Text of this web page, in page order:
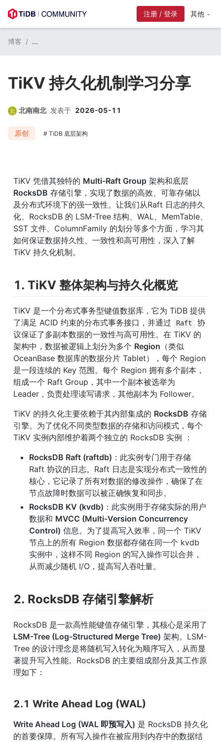
注册 / 登录 其他
博客 / ...
TiKV 持久化机制学习分享
北南南北发表于 2026-05-11
原创 TiDB 底层架构
TiKV 凭借其独特的 Multi-Raft Group
RocksDB 存储引擎，实现了数据的高效、可靠存储以
及分布式环境下的强一致性。让我们从Raft 日志的持久
化、RocksDB 的 LSM-Tree 结构、WAL、MemTable、
SST 文件、ColumnFamily 的划分等多个方面，学习其
如何保证数据持久性、一致性和高可用性，深入了解
TiKV 持久化机制。
1. TiKV 整体架构与持久化概览
TiKV 是一个分布式事务型键值数据库，它为 TiDB 提供
了满足 ACID 约束的分布式事务接口，并通过
Raft
协
议保证了多副本数据的一致性与高可用性。在 TiKV 的
架构中，数据被逻辑上划分为多个 Region （类似
OceanBase 数据库的数据分片 Tablet），每个 Region
是一段连续的 Key 范围。每个 Region 拥有多个副本，
组成一个 Raft Group，其中一个副本被选举为
Leader，负责处理读写请求，其他副本为 Follower。
TiKV 的持久化主要依赖于其内部集成的 RocksDB 存储
引擎。为了优化不同类型数据的存储和访问模式，每个
TiKV 实例内部维护着两个独立的 RocksDB 实例 ：
RocksDB Raft (raftdb) ：此实例专门用于存储
Raft 协议的日志。Raft 日志是实现分布式一致性的
核心，它记录了所有对数据的修改操作，确保了在
节点故障时数据可以被正确恢复和同步。
RocksDB KV (kvdb) ：此实例用于存储实际的用户
数据和 MVCC (Multi-Version Concurrency
Control) 信息。为了提高写入效率，同一个 TiKV
节点上的所有 Region 数据都存储在同一个 kvdb
实例中，这样不同 Region 的写入操作可以合并，
从而减少随机 I/O，提高写入吞吐量。
2. RocksDB 存储引擎解析
LSM-Tree (Log-Structured Merge Tree) 架构。LSM-
Tree 的设计理念是将随机写入转化为顺序写入，从而显
著提升写入性能。RocksDB 的主要组成部分及其工作原
理如下：
2.1 Write Ahead Log (WAL)
Write Ahead Log (WAL 即预写入) 是 RocksDB 持久化
的首要保障。所有写入操作在被应用到内存中的数据结